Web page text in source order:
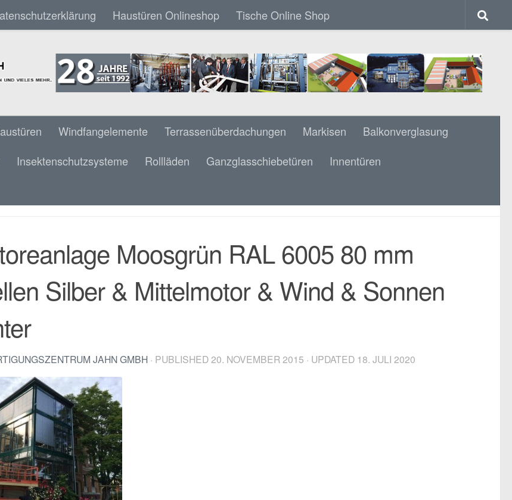
Haustüren Onlineshop Tische Online Shop
Windfangelemente Terrassenüberdachungen Markisen
Balkonverglasung
Insektenschutzsysteme Rollläden Ganzglasschiebetüren
Innentüren
Moosgrün RAL 6005 80 mm
Silber & Mittelmotor & Wind & Sonnen
JAHN GMBH · PUBLISHED 20. NOVEMBER 2015 · UPDATED 18. JULI 2020